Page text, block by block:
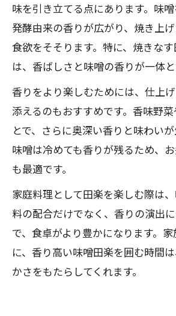
味を引き立てる点にあります。味
発酵由来の香りが広がり、焼き上
食欲をそそります。特に、焼きな
は、香ばしさと味噌の香りが一体と
香りをより楽しむためには、仕上
添えるのもおすすめです。香味野
とで、さらに奥深い香りと味わい
味噌は冷めても香りが残るため、
も最適です。
家庭料理として田楽を楽しむ際は
料の配合だけでなく、香りの演出
で、食卓がより豊かになります。
に、香り高い味噌田楽を囲む時間
かさをもたらしてくれます。